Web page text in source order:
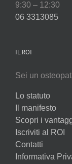
9:30 – 12:30
06 3313085
IL ROI
Sei un
Lo statuto
Il manifesto
Scopri i
Iscriviti al ROI
Contatti
Informativa